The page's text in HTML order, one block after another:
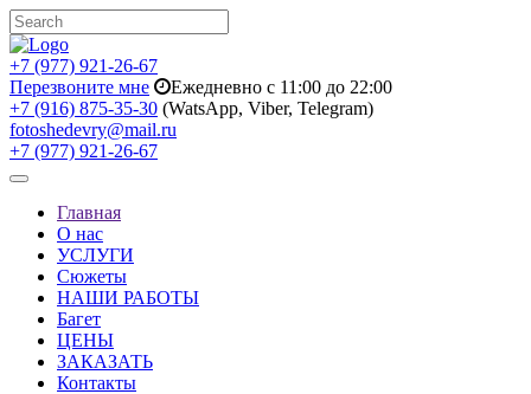
+7 (977) 921-26-67
Перезвоните мне
Ежедневно с 11:00 до 22:00
+7 (916) 875-35-30 (WatsApp, Viber, Telegram)
fotoshedevry@mail.ru
+7 (977) 921-26-67
Toggle
navigationГлавная
О нас
УСЛУГИ
Сюжеты
НАШИ РАБОТЫ
Багет
ЦЕНЫ
ЗАКАЗАТЬ
Контакты